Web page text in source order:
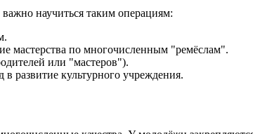
научиться таким операциям:
мастерства по многочисленным "ремёслам".
или "мастеров").
развитие культурного учреждения.